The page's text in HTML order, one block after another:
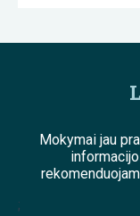
Mokymai jau
;